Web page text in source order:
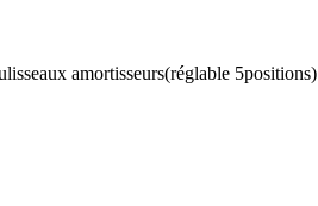
amortisseurs(réglable 5positions)